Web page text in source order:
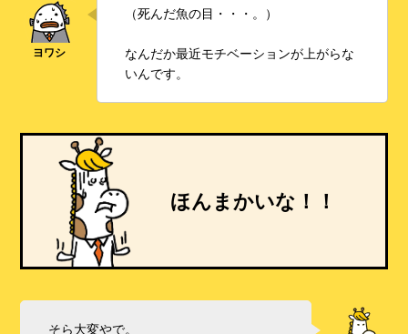
（死んだ魚の目・・・。）
なんだか最近モチベーションが上がらな
いんです。
ほんまかいな！！
そら大変やで。